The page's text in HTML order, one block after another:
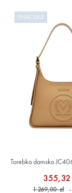
FINAL SALE
Torebka damska
355,32
1 269,00 zł